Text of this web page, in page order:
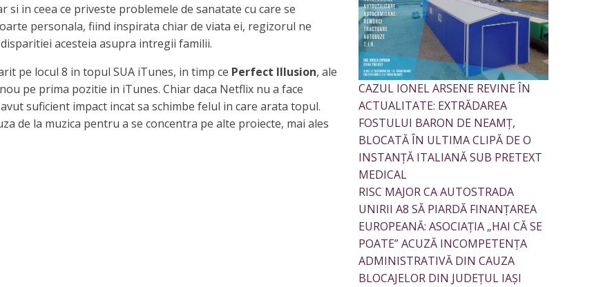
si in ceea ce priveste problemele de sanatate cu care se
personala, fiind inspirata chiar de viata ei, regizorul ne
acesteia asupra intregii familii.
pe locul 8 in topul SUA iTunes, in timp ce Perfect Illusion, ale
pe prima pozitie in iTunes. Chiar daca Netflix nu a face
suficient impact incat sa schimbe felul in care arata topul.
de la muzica pentru a se concentra pe alte proiecte, mai ales
CAZUL IONEL ARSENE REVINE ÎN
ACTUALITATE: EXTRĂDAREA
FOSTULUI BARON DE NEAMȚ,
BLOCATĂ ÎN ULTIMA CLIPĂ DE O
INSTANȚĂ ITALIANĂ SUB PRETEXT
MEDICAL
RISC MAJOR CA AUTOSTRADA
UNIRII A8 SĂ PIARDĂ FINANȚAREA
EUROPEANĂ: ASOCIAȚIA „HAI CĂ SE
POATE” ACUZĂ INCOMPETENȚA
ADMINISTRATIVĂ DIN CAUZA
BLOCAJELOR DIN JUDEȚUL IAȘI